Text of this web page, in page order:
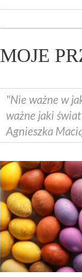
MOJE
"Nie ważne w
ważne jaki świat
Agnieszka